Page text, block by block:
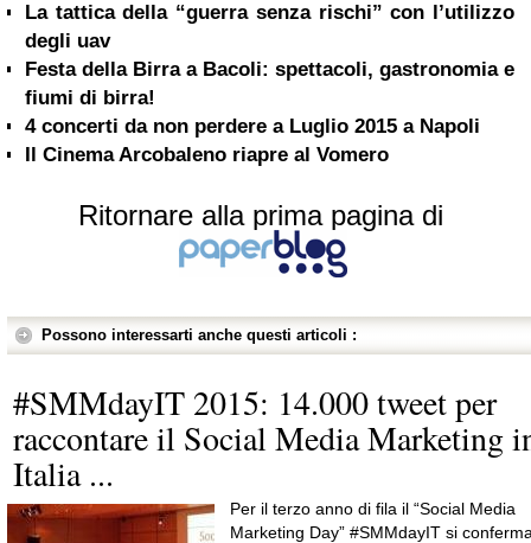
La tattica della “guerra senza rischi” con l’utilizzo
degli uav
Festa della Birra a Bacoli: spettacoli, gastronomia e
fiumi di birra!
4 concerti da non perdere a Luglio 2015 a Napoli
Il Cinema Arcobaleno riapre al Vomero
Ritornare alla prima pagina di
Possono interessarti anche questi articoli :
#SMMdayIT 2015: 14.000 tweet per
raccontare il Social Media Marketing
Italia ...
Per il terzo anno di fila il “Social Media
Marketing Day” #SMMdayIT si